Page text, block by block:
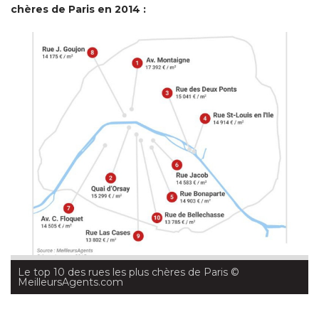
chères de Paris en 2014 :
Le top 10 des rues les plus chères de Paris ©
MeilleursAgents.com